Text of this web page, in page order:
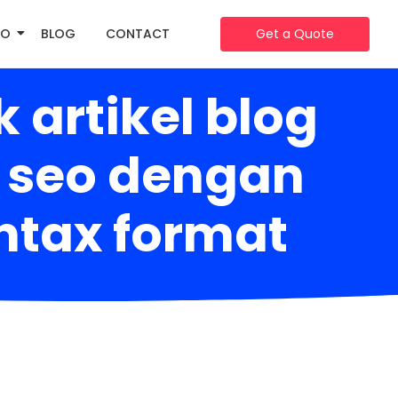
BLOG CONTACT Get a Quote
artikel blog
dengan
format